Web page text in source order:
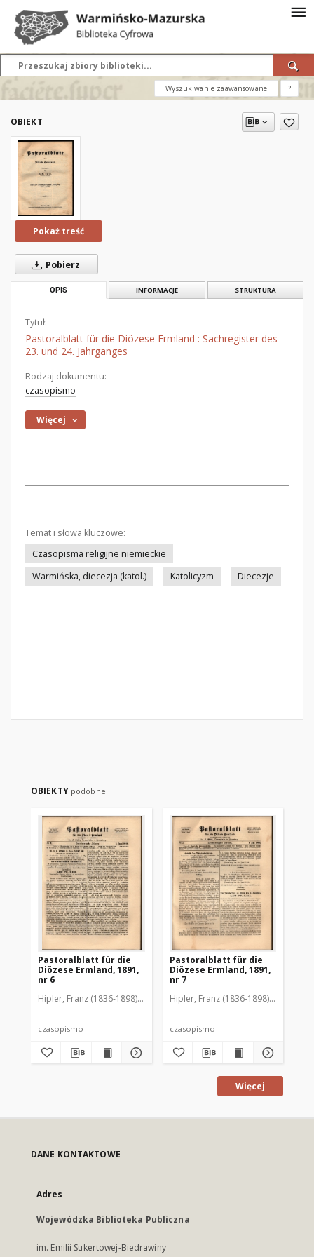
Wyszukiwanie zaawansowane ?
OBIEKT
Pokaż treść
Pobierz
OPIS INFORMACJE STRUKTURA
Tytuł:
Pastoralblatt für die Diözese Ermland : Sachregister des
23. und 24. Jahrganges
Rodzaj dokumentu:
czasopismo
Więcej
Temat i słowa kluczowe:
Czasopisma religijne niemieckie
Warmińska, diecezja (katol.)
Katolicyzm Diecezje
OBIEKTY podobne
Pastoralblatt für die
Diözese Ermland, 1891,
nr 6
Hipler, Franz (1836-1898). Red.
czasopismo
Pastoralblatt für die
Diözese Ermland, 1891,
nr 7
Hipler, Franz (1836-1898). Red.
czasopismo
Więcej
DANE KONTAKTOWE
Adres
Wojewódzka Biblioteka Publiczna
im. Emilii Sukertowej-Biedrawiny